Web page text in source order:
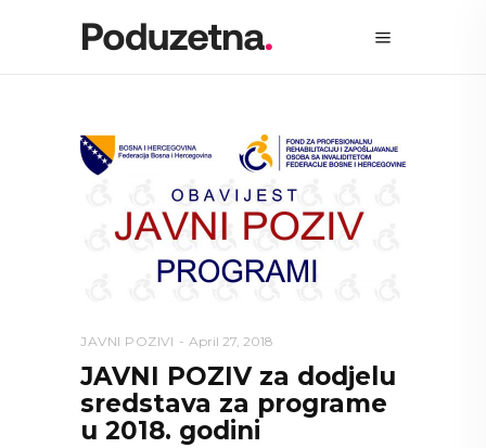
JAVNI POZIVI April 27, 2018
JAVNI POZIV za dodjelu
sredstava za programe
u 2018. godini